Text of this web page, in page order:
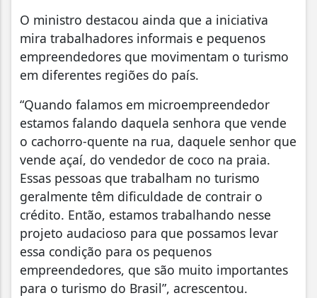
O ministro destacou ainda que a iniciativa
mira trabalhadores informais e pequenos
empreendedores que movimentam o turismo
em diferentes regiões do país.
“Quando falamos em microempreendedor
estamos falando daquela senhora que vende
o cachorro-quente na rua, daquele senhor que
vende açaí, do vendedor de coco na praia.
Essas pessoas que trabalham no turismo
geralmente têm dificuldade de contrair o
crédito. Então, estamos trabalhando nesse
projeto audacioso para que possamos levar
essa condição para os pequenos
empreendedores, que são muito importantes
para o turismo do Brasil”, acrescentou.